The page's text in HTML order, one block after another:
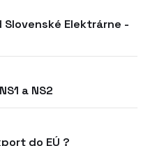
Elektrárne -
a NS2
do EÚ ?